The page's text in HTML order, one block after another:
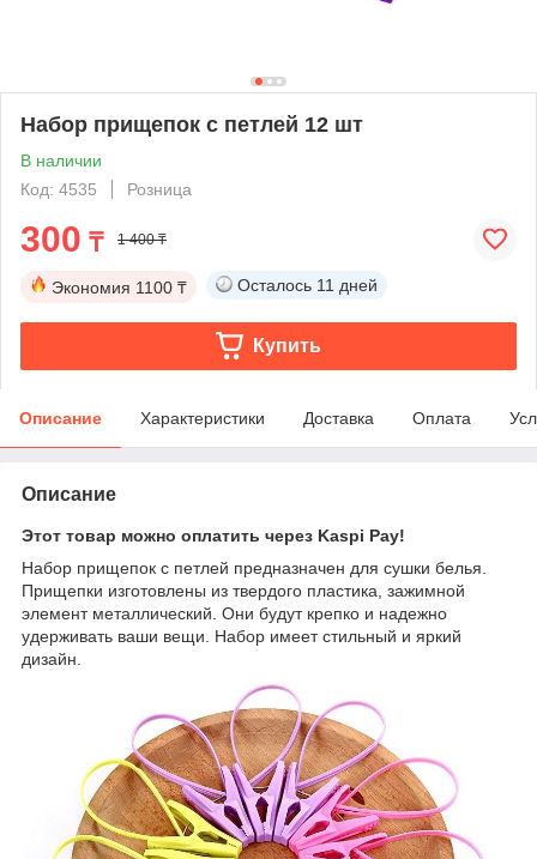
Набор прищепок с петлей 12 шт
В наличии
Код: 4535
Розница
300 ₸ 1 400 ₸
Экономия 1100 ₸ Осталось 11 дней
Купить
Описание Характеристики Доставка Оплата
Описание
Этот товар можно оплатить через Kaspi Pay!
Набор прищепок с петлей предназначен для сушки белья.
Прищепки изготовлены из твердого пластика, зажимной
элемент металлический. Они будут крепко и надежно
удерживать ваши вещи. Набор имеет стильный и яркий
дизайн.